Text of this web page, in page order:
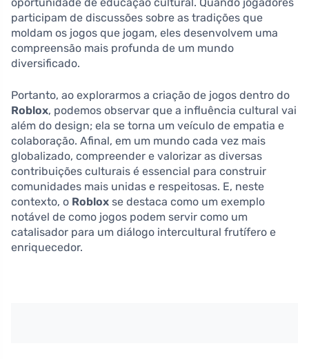
oportunidade de educação cultural. Quando jogadores
participam de discussões sobre as tradições que
moldam os jogos que jogam, eles desenvolvem uma
compreensão mais profunda de um mundo
diversificado.
Portanto, ao explorarmos a criação de jogos dentro do
Roblox, podemos observar que a influência cultural vai
além do design; ela se torna um veículo de empatia e
colaboração. Afinal, em um mundo cada vez mais
globalizado, compreender e valorizar as diversas
contribuições culturais é essencial para construir
comunidades mais unidas e respeitosas. E, neste
contexto, o Roblox se destaca como um exemplo
notável de como jogos podem servir como um
catalisador para um diálogo intercultural frutífero e
enriquecedor.